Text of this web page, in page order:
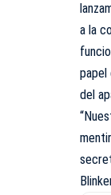
a la
papel
del